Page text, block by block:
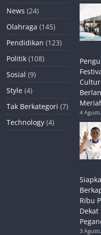
News (24)
Olahraga (145)
Pendidikan (123)
Politik (108)
Sosial (9)
Style (4)
Tak Berkategori (7)
Technology (4)
4
Ribu
Dekat
3